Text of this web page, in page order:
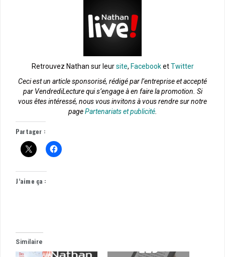
Retrouvez Nathan sur leursite, FacebooketTwitter
Ceci est un article sponsorisé, rédigé par l’entreprise et accepté
par VendrediLecture qui s’engage à en faire la promotion. Si
vous êtes intéressé, nous vous invitons à vous rendre sur notre
pagePartenariats et publicité.
Partager :
J’aime ça :
Similaire